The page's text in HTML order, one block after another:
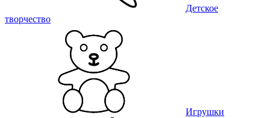
Детское
творчество
Игрушки